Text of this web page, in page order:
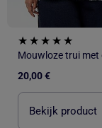
20,00 €
Bekijk product